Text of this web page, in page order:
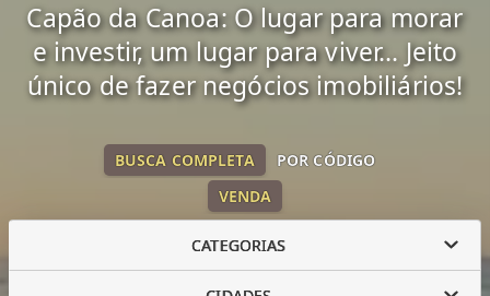
Capão da Canoa: O lugar para morar
e investir, um lugar para viver... Jeito
único de fazer negócios imobiliários!
VENDA
BUSCA COMPLETA POR CÓDIGO
CATEGORIAS